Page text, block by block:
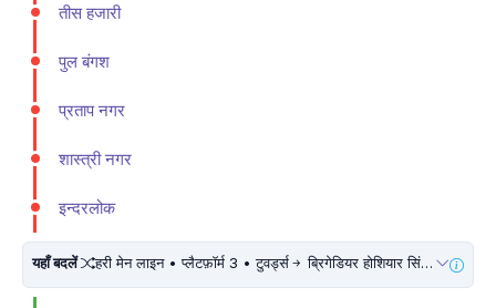
तीस हजारी
पुल बंगश
प्रताप नगर
शास्त्री नगर
इन्दरलोक
यहाँ बदलें हरी मेन लाइन • प्लैटफ़ॉर्म 3 • टुवर्ड्स ब्रिगेडियर होशियार सिंह • 5 मिनट चलें